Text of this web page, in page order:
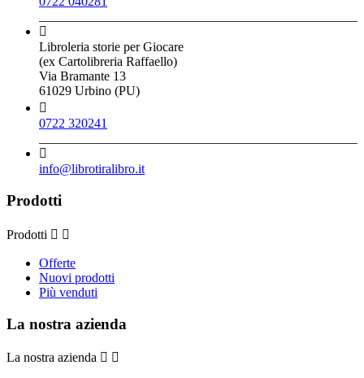

Libroleria storie per Giocare
(ex Cartolibreria Raffaello)
Via Bramante 13
61029 Urbino (PU)

0722 320241

info@librotiralibro.it
Prodotti
Prodotti  
Offerte
Nuovi prodotti
Più venduti
La nostra azienda
La nostra azienda  